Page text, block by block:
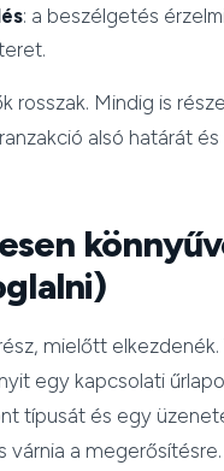
: a beszélgetés
rosszak. Mindig is
alsó határát
mielőtt
egy kapcsolati
típusát és egy
várnia a